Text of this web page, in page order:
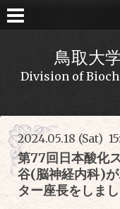
鳥取大
Division of
2024.05.18 (Sat)
第77回日本酸化
谷(脳神経内科)
ター座長をしまし